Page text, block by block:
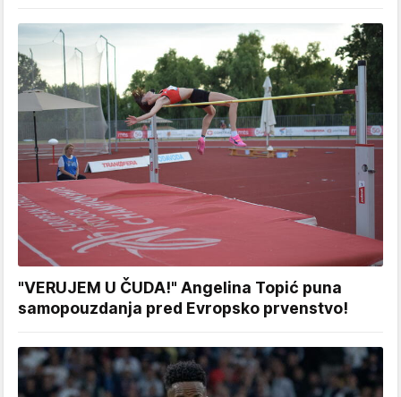
"VERUJEM U ČUDA!" Angelina Topić puna
samopouzdanja pred Evropsko prvenstvo!